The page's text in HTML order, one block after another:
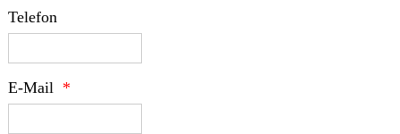
Telefon
E-Mail